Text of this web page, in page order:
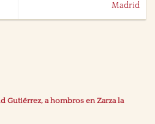
Madrid
Gutiérrez, a hombros en Zarza la